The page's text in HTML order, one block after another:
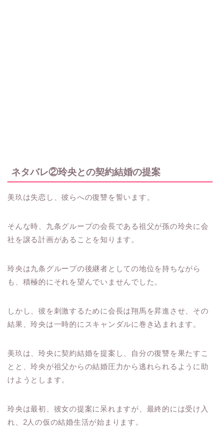
ネタバレ②玲央との契約結婚の提案
美玖は失恋し、彼らへの復讐を誓います。
そんな時、九条グループの会長である祖父が孫の玲央に会
社を譲る計画があることを知ります。
玲央は九条グループの後継者としての地位を持ちながら
も、積極的にそれを望んでいませんでした。
しかし、彼を刺激するために会長は翔馬を昇進させ、その
結果、玲央は一時的にスキャンダルに巻き込まれます。
美玖は、玲央に契約結婚を提案し、自分の復讐を果たすこ
とと、玲央が祖父からの結婚圧力から逃れられるように助
けようとします。
玲央は最初、彼女の提案に呆れますが、最終的には受け入
れ、2人の仮の結婚生活が始まります。